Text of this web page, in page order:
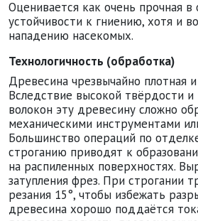
Оценивается как очень прочная
устойчивости к гниению, хотя и
нападению насекомых.
Технологичность (обработка)
Древесина чрезвычайно плотная
Вследствие высокой твёрдости
волокон эту древесину сложно
механическими инструментами
Большинство операций по
строганию приводят к
на распиленных поверхностях.
затупления фрез. При строгании
резания 15°, чтобы избежать
древесина хорошо поддаётся